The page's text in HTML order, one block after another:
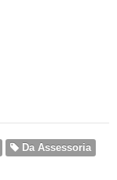
Da Assessoria